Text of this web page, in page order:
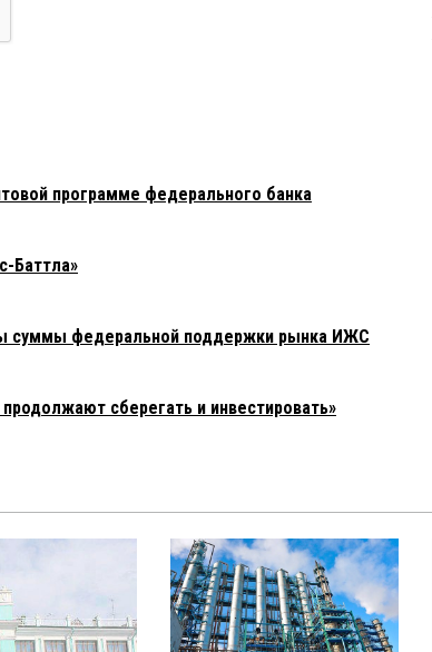
программе федерального банка
Баттла»
суммы федеральной поддержки рынка ИЖС
сберегать и инвестировать»